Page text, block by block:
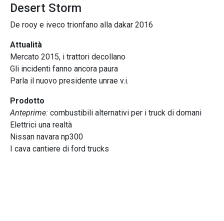
Desert Storm
De rooy e iveco trionfano alla dakar 2016
Attualità
Mercato 2015, i trattori decollano
Gli incidenti fanno ancora paura
Parla il nuovo presidente unrae v.i.
Prodotto
Anteprime: combustibili alternativi per i truck di domani
Elettrici una realtà
Nissan navara np300
I cava cantiere di ford trucks